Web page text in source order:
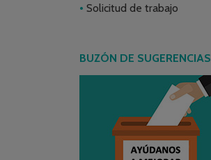
Solicitud de trabajo
BUZÓN DE SUGERENCIAS